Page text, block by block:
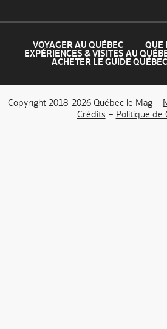
VOYAGER AU QUÉBEC
QUE
EXPÉRIENCES & VISITES AU
ACHETER LE GUIDE
Copyright 2018-2026 Québec le Mag –
Crédits – Politique de